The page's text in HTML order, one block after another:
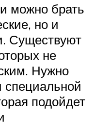
можно брать
но и
Существуют
не
Нужно
специальной
подойдет